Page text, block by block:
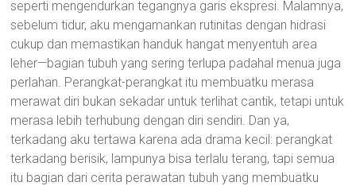
seperti mengendurkan tegangnya garis ekspresi. Malamnya,
sebelum tidur, aku mengamankan rutinitas dengan hidrasi
cukup dan memastikan handuk hangat menyentuh area
leher—bagian tubuh yang sering terlupa padahal menua juga
perlahan. Perangkat-perangkat itu membuatku merasa
merawat diri bukan sekadar untuk terlihat cantik, tetapi untuk
merasa lebih terhubung dengan diri sendiri. Dan ya,
terkadang aku tertawa karena ada drama kecil: perangkat
terkadang berisik, lampunya bisa terlalu terang, tapi semua
itu bagian dari cerita perawatan tubuh yang membuatku